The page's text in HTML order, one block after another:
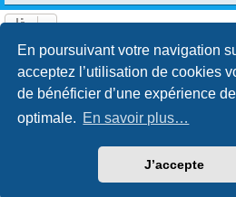
En poursuivant votre navigation
acceptez l’utilisation de cookies
de bénéficier d’une expérience
optimale. En savoir plus…
J’accepte
Page1sur20
3
phpBB® Forum